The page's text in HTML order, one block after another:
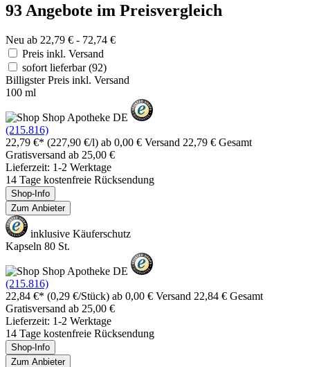
93 Angebote im Preisvergleich
Neu ab 22,79 € - 72,74 €
Preis inkl. Versand
sofort lieferbar(92)
Billigster Preis inkl. Versand
100 ml
(215.816)
22,79 €* (227,90 €/l) ab 0,00 € Versand 22,79 € Gesamt
Gratisversand ab 25,00 €
Lieferzeit: 1-2 Werktage
14 Tage kostenfreie Rücksendung
Shop-Info
Zum Anbieter
inklusive Käuferschutz
Kapseln 80 St.
(215.816)
22,84 €* (0,29 €/Stück) ab 0,00 € Versand 22,84 € Gesamt
Gratisversand ab 25,00 €
Lieferzeit: 1-2 Werktage
14 Tage kostenfreie Rücksendung
Shop-Info
Zum Anbieter